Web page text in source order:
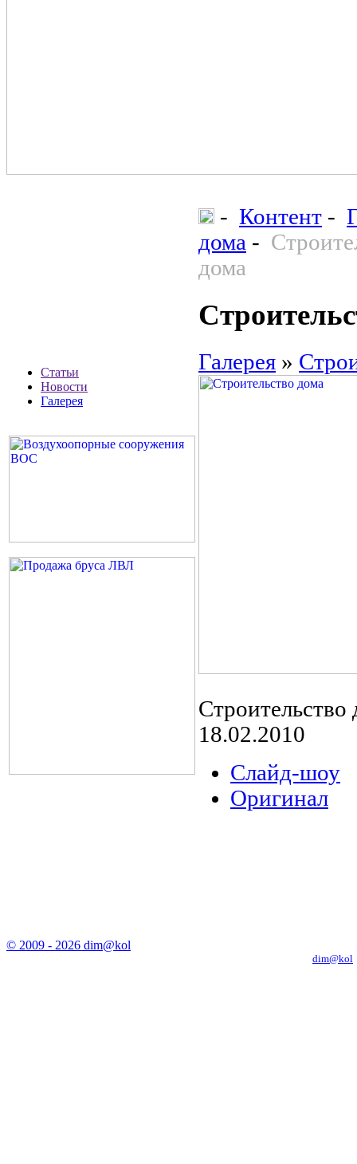
Статьи
Новости
Галерея
- Контент -
дома -
дома
Галерея »
Строительство
18.02.2010
Слайд-шоу
Оригинал
© 2009 - 2026 dim@kol
dim@kol